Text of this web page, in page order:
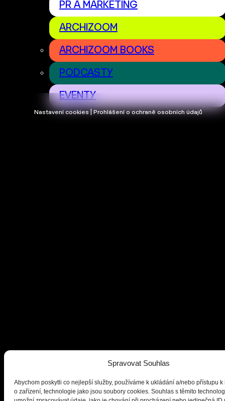
Spravovat Souhlas
Abychom poskytli co nejlepší služby, používáme k ukládání a/nebo přístupu k
o zařízení, technologie jako jsou soubory cookies. Souhlas s těmito
Nastavení cookies | Prohlášení o ochraně osobních údajů
PR A MARKETING
ARCHIZOOM
ARCHIZOOM BOOKS
PODCASTY
EVENTY